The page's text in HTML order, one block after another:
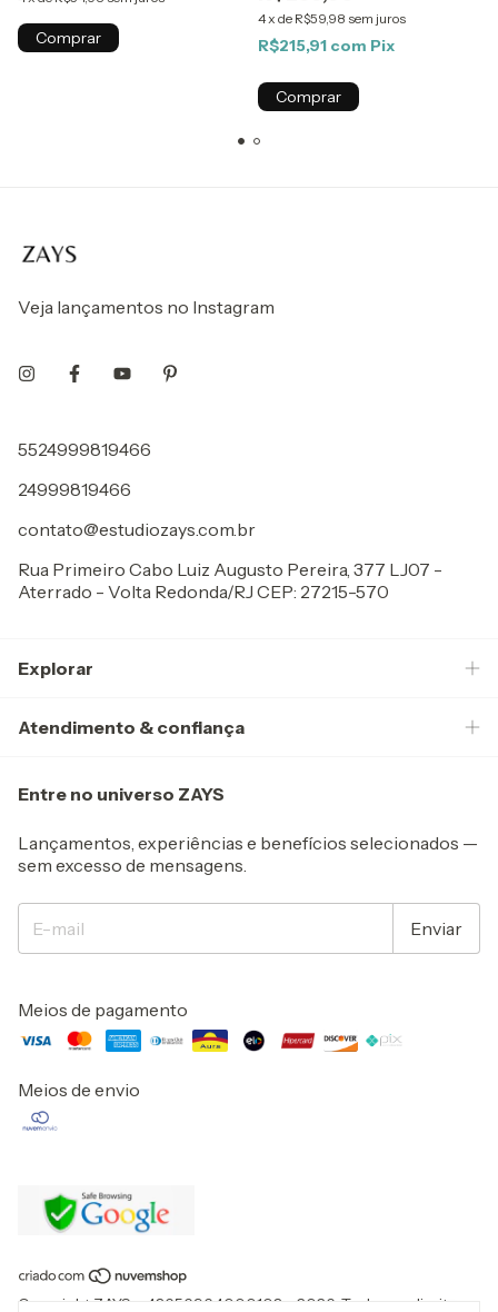
Comprar
4 x de R$59,98 sem juros
R$215,91 com Pix
Comprar
Veja lançamentos no Instagram
5524999819466
24999819466
contato@estudiozays.com.br
Rua Primeiro Cabo Luiz Augusto Pereira, 377 LJ07 -
Aterrado - Volta Redonda/RJ CEP: 27215-570
Explorar
Atendimento & confiança
Entre no universo ZAYS
Lançamentos, experiências e benefícios selecionados —
sem excesso de mensagens.
Meios de pagamento
Meios de envio
Copyright ZAYS - 43656964000103 - 2026. Todos os direitos